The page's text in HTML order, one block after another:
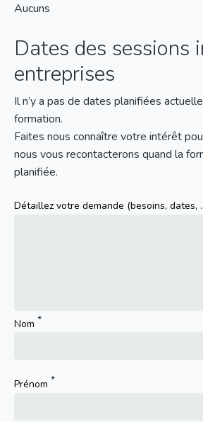
Aucuns
Dates des sessions
entreprises
Il n’y a pas de dates planifiées
formation.
Faites nous connaître votre intérêt
nous vous recontacterons quand la
planifiée.
Détaillez votre demande (besoins, dates,
Nom
Prénom